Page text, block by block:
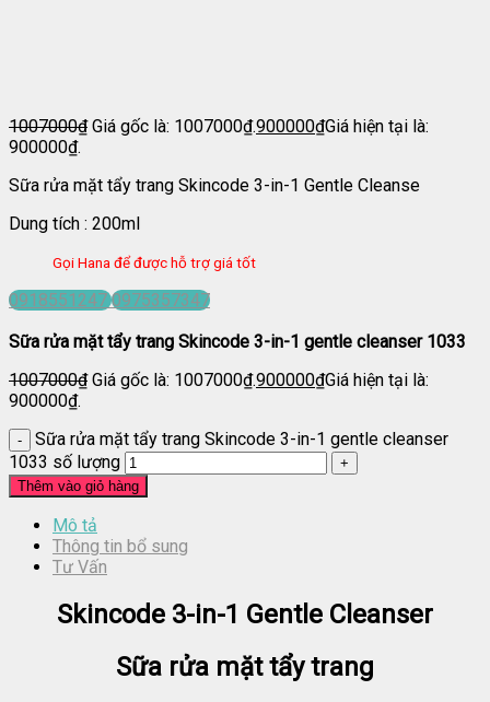
1007000₫ Giá gốc là: 1007000₫.900000₫Giá hiện tại là:
900000₫.
Sữa rửa mặt tẩy trang Skincode 3-in-1 Gentle Cleanse
Dung tích : 200ml
Gọi Hana để được hỗ trợ giá tốt
0918551247 0975357347
Sữa rửa mặt tẩy trang Skincode 3-in-1 gentle cleanser 1033
1007000₫ Giá gốc là: 1007000₫.900000₫Giá hiện tại là:
900000₫.
Sữa rửa mặt tẩy trang Skincode 3-in-1 gentle cleanser
1033 số lượng
Thêm vào giỏ hàng
Mô tả
Thông tin bổ sung
Tư Vấn
Skincode 3-in-1 Gentle Cleanser
Sữa rửa mặt tẩy trang